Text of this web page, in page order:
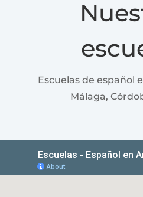
Escuelas de español
Málaga,